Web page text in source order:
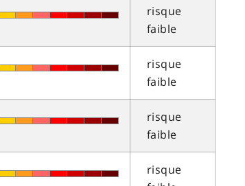
risque
faible
risque
faible
risque
faible
risque